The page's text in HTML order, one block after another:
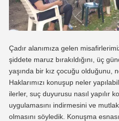
Çadır alanımıza gelen
şiddete maruz bırakıldığını, üç
yaşında bir kız çocuğu olduğunu,
Haklarımızı konuşup neler
ilerler, suç duyurusu nasıl yapılır
uygulamasını indirmesini ve
olmasını söyledik. Konuşma